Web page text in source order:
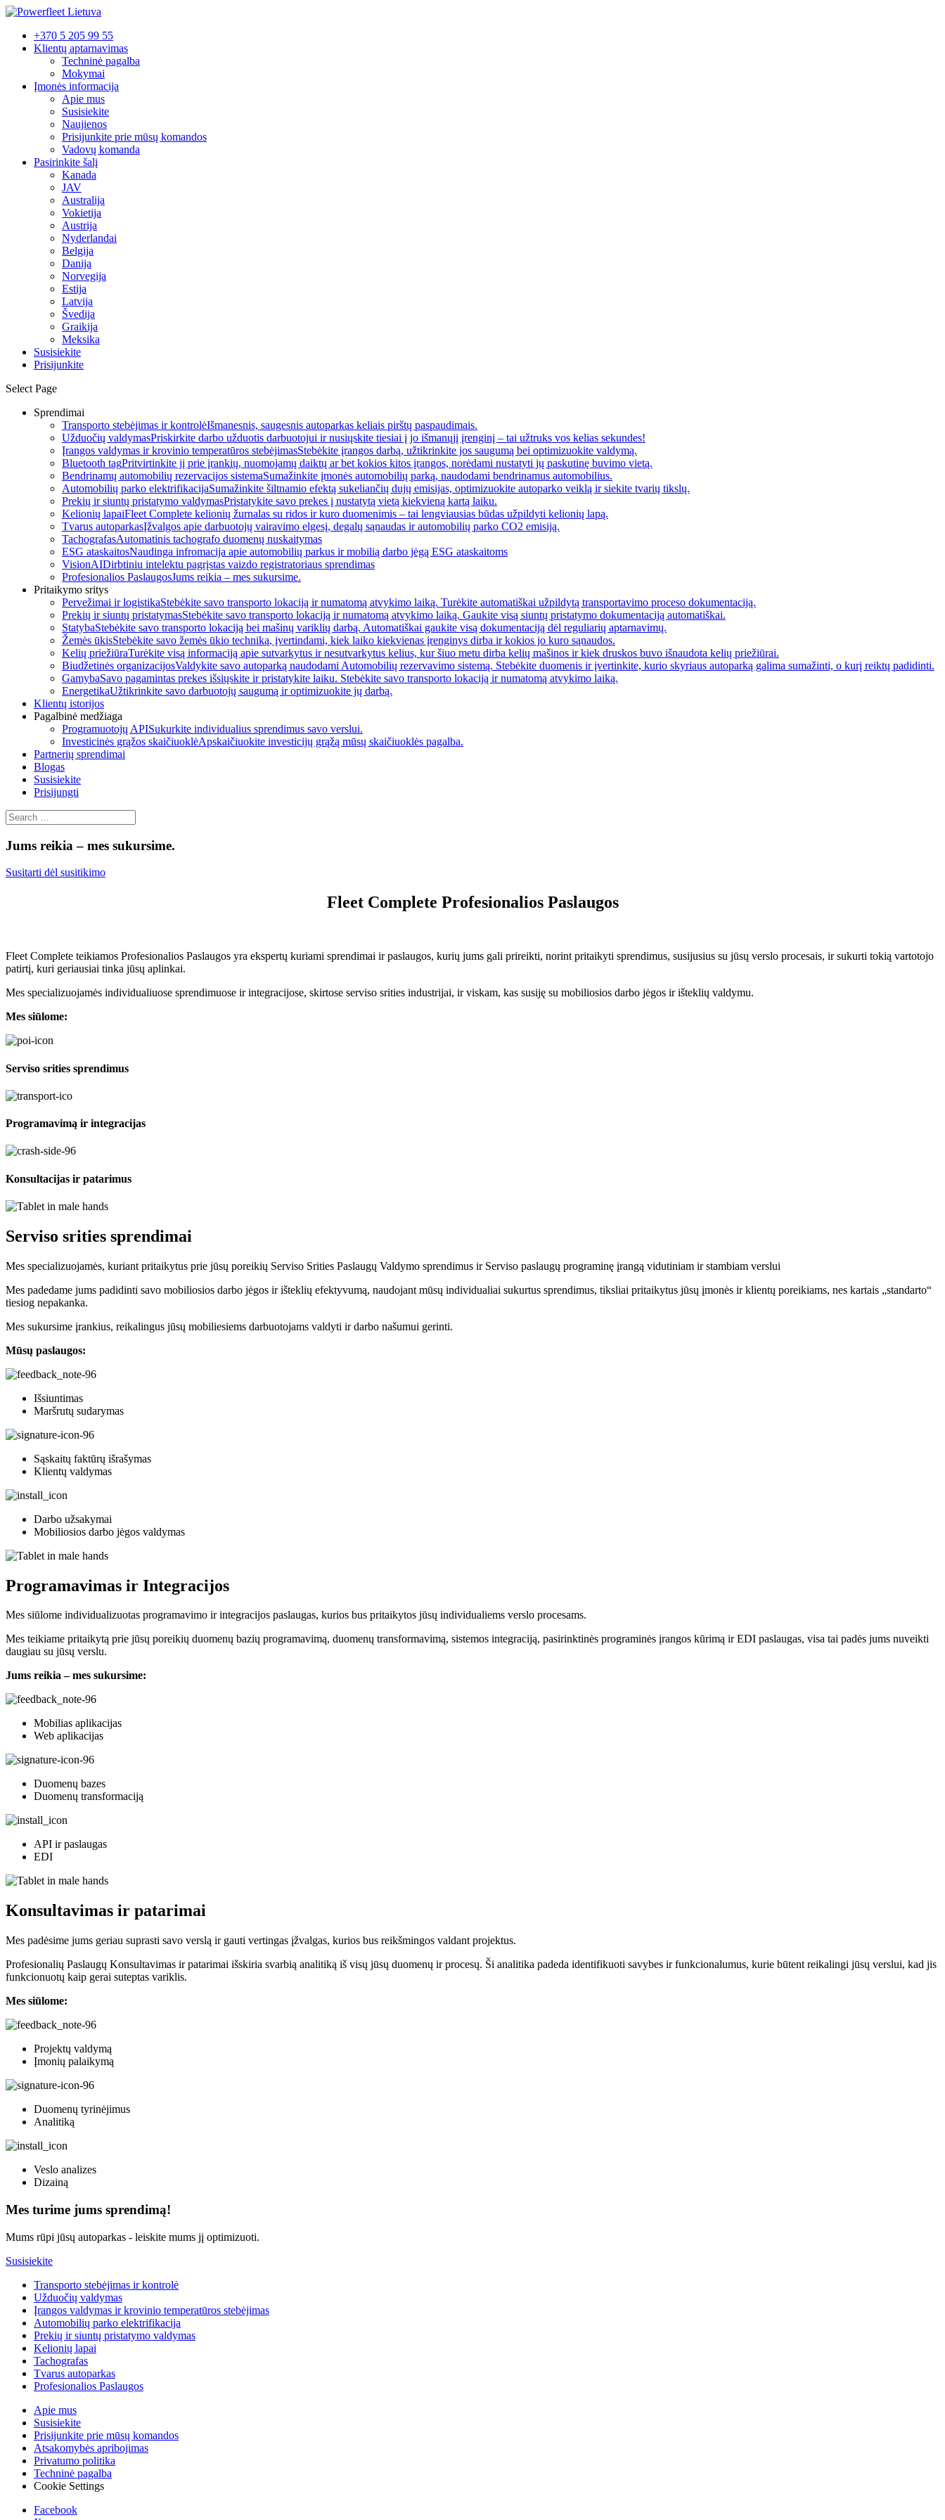
+370 5 205 99 55
Klientų aptarnavimas
Techninė pagalba
Mokymai
Įmonės informacija
Apie mus
Susisiekite
Naujienos
Prisijunkite prie mūsų komandos
Vadovų komanda
Pasirinkite šalį
Kanada
JAV
Australija
Vokietija
Austrija
Nyderlandai
Belgija
Danija
Norvegija
Estija
Latvija
Švedija
Graikija
Meksika
Susisiekite
Prisijunkite
Select Page
Sprendimai
Transporto stebėjimas ir kontrolėIšmanesnis, saugesnis autoparkas keliais pirštų paspaudimais.
Užduočių valdymasPriskirkite darbo užduotis darbuotojui ir nusiųskite tiesiai į jo išmanųjį įrenginį – tai užtruks vos kelias sekundes!
Įrangos valdymas ir krovinio temperatūros stebėjimasStebėkite įrangos darbą, užtikrinkite jos saugumą bei optimizuokite valdymą.
Bluetooth tagPritvirtinkite jį prie įrankių, nuomojamų daiktų ar bet kokios kitos įrangos, norėdami nustatyti jų paskutinę buvimo vietą.
Bendrinamų automobilių rezervacijos sistemaSumažinkite įmonės automobilių parką, naudodami bendrinamus automobilius.
Automobilių parko elektrifikacijaSumažinkite šiltnamio efektą sukeliančių dujų emisijas, optimizuokite autoparko veiklą ir siekite tvarių tikslų.
Prekių ir siuntų pristatymo valdymasPristatykite savo prekes į nustatytą vietą kiekvieną kartą laiku.
Kelionių lapaiFleet Complete kelionių žurnalas su ridos ir kuro duomenimis – tai lengviausias būdas užpildyti kelionių lapą.
Tvarus autoparkasĮžvalgos apie darbuotojų vairavimo elgesį, degalų sąnaudas ir automobilių parko CO2 emisiją.
TachografasAutomatinis tachografo duomenų nuskaitymas
ESG ataskaitosNaudinga infromacija apie automobilių parkus ir mobilią darbo jėgą ESG ataskaitoms
VisionAIDirbtiniu intelektu pagrįstas vaizdo registratoriaus sprendimas
Profesionalios PaslaugosJums reikia – mes sukursime.
Pritaikymo sritys
Pervežimai ir logistikaStebėkite savo transporto lokaciją ir numatomą atvykimo laiką. Turėkite automatiškai užpildytą transportavimo proceso dokumentaciją.
Prekių ir siuntų pristatymasStebėkite savo transporto lokaciją ir numatomą atvykimo laiką. Gaukite visą siuntų pristatymo dokumentaciją automatiškai.
StatybaStebėkite savo transporto lokaciją bei mašinų variklių darbą. Automatiškai gaukite visą dokumentaciją dėl reguliarių aptarnavimų.
Žemės ūkisStebėkite savo žemės ūkio techniką, įvertindami, kiek laiko kiekvienas įrenginys dirba ir kokios jo kuro sąnaudos.
Kelių priežiūraTurėkite visą informaciją apie sutvarkytus ir nesutvarkytus kelius, kur šiuo metu dirba kelių mašinos ir kiek druskos buvo išnaudota kelių priežiūrai.
Biudžetinės organizacijosValdykite savo autoparką naudodami Automobilių rezervavimo sistemą. Stebėkite duomenis ir įvertinkite, kurio skyriaus autoparką galima sumažinti, o kurį reiktų padidinti.
GamybaSavo pagamintas prekes išsiųskite ir pristatykite laiku. Stebėkite savo transporto lokaciją ir numatomą atvykimo laiką.
EnergetikaUžtikrinkite savo darbuotojų saugumą ir optimizuokite jų darbą.
Klientų istorijos
Pagalbinė medžiaga
Programuotojų APISukurkite individualius sprendimus savo verslui.
Investicinės grąžos skaičiuoklėApskaičiuokite investicijų grąžą mūsų skaičiuoklės pagalba.
Partnerių sprendimai
Blogas
Susisiekite
Prisijungti
Jums reikia – mes sukursime.
Susitarti dėl susitikimo
Fleet Complete Profesionalios Paslaugos
Fleet Complete teikiamos Profesionalios Paslaugos yra ekspertų kuriami sprendimai ir paslaugos, kurių jums gali prireikti, norint pritaikyti sprendimus, susijusius su jūsų verslo procesais, ir sukurti tokią vartotojo
patirtį, kuri geriausiai tinka jūsų aplinkai.
Mes specializuojamės individualiuose sprendimuose ir integracijose, skirtose serviso srities industrijai, ir viskam, kas susiję su mobiliosios darbo jėgos ir išteklių valdymu.
Mes siūlome:
Serviso srities sprendimus
Programavimą ir integracijas
Konsultacijas ir patarimus
Serviso srities sprendimai
Mes specializuojamės, kuriant pritaikytus prie jūsų poreikių Serviso Srities Paslaugų Valdymo sprendimus ir Serviso paslaugų programinę įrangą vidutiniam ir stambiam verslui
Mes padedame jums padidinti savo mobiliosios darbo jėgos ir išteklių efektyvumą, naudojant mūsų individualiai sukurtus sprendimus, tiksliai pritaikytus jūsų įmonės ir klientų poreikiams, nes kartais „standarto“
tiesiog nepakanka.
Mes sukursime įrankius, reikalingus jūsų mobiliesiems darbuotojams valdyti ir darbo našumui gerinti.
Mūsų paslaugos:
Išsiuntimas
Maršrutų sudarymas
Sąskaitų faktūrų išrašymas
Klientų valdymas
Darbo užsakymai
Mobiliosios darbo jėgos valdymas
Programavimas ir Integracijos
Mes siūlome individualizuotas programavimo ir integracijos paslaugas, kurios bus pritaikytos jūsų individualiems verslo procesams.
Mes teikiame pritaikytą prie jūsų poreikių duomenų bazių programavimą, duomenų transformavimą, sistemos integraciją, pasirinktinės programinės įrangos kūrimą ir EDI paslaugas, visa tai padės jums nuveikti
daugiau su jūsų verslu.
Jums reikia – mes sukursime:
Mobilias aplikacijas
Web aplikacijas
Duomenų bazes
Duomenų transformaciją
API ir paslaugas
EDI
Konsultavimas ir patarimai
Mes padėsime jums geriau suprasti savo verslą ir gauti vertingas įžvalgas, kurios bus reikšmingos valdant projektus.
Profesionalių Paslaugų Konsultavimas ir patarimai išskiria svarbią analitiką iš visų jūsų duomenų ir procesų. Ši analitika padeda identifikuoti savybes ir funkcionalumus, kurie būtent reikalingi jūsų verslui, kad jis
funkcionuotų kaip gerai suteptas variklis.
Mes siūlome:
Projektų valdymą
Įmonių palaikymą
Duomenų tyrinėjimus
Analitiką
Veslo analizes
Dizainą
Mes turime jums sprendimą!
Mums rūpi jūsų autoparkas - leiskite mums jį optimizuoti.
Susisiekite
Transporto stebėjimas ir kontrolė
Užduočių valdymas
Įrangos valdymas ir krovinio temperatūros stebėjimas
Automobilių parko elektrifikacija
Prekių ir siuntų pristatymo valdymas
Kelionių lapai
Tachografas
Tvarus autoparkas
Profesionalios Paslaugos
Apie mus
Susisiekite
Prisijunkite prie mūsų komandos
Atsakomybės apribojimas
Privatumo politika
Techninė pagalba
Cookie Settings
Facebook